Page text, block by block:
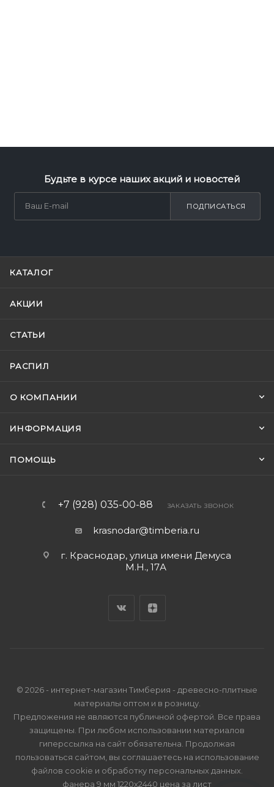
Будьте в курсе наших акций и новостей
ПОДПИСАТЬСЯ
КАТАЛОГ
АКЦИИ
СТАТЬИ
РАСПИЛ
О КОМПАНИИ
ИНФОРМАЦИЯ
ПОМОЩЬ
+7 (928) 035-00-88 ЗАКАЗАТЬ ЗВОНОК
krasnodar@timberia.ru
г. Краснодар, улица имени Демуса
М.Н., 17А
© 2026 - интернет-магазин Тимберия - древесно-плитные
материалы оптом и в розницу.
Предложения не являются публичной офертой. Все права
защищены. При любом использовании материалов
гиперссылка на сайт обязательна. Продолжая
пользоваться сайтом, вы соглашаетесь на использование
файлов cookie и обработку персональных данных
фанера 9 мм 1220х2440 цена за лист